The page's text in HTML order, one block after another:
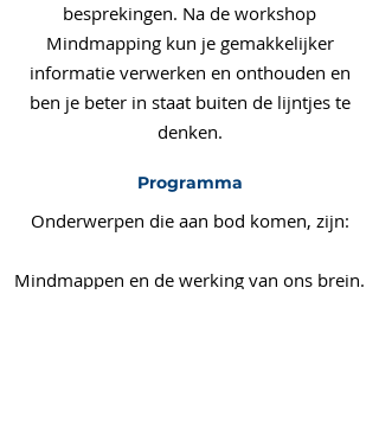
besprekingen. Na de workshop
Mindmapping kun je gemakkelijker
informatie verwerken en onthouden en
ben je beter in staat buiten de lijntjes te
denken.
Programma
Onderwerpen die aan bod komen, zijn:
Mindmappen en de werking van ons brein.